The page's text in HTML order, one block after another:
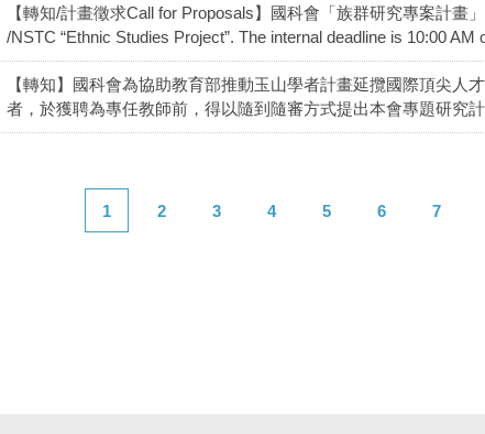
【轉知/計畫徵求Call for Proposals】國科會「族群研究專案計畫
/NSTC “Ethnic Studies Project”. The internal deadline is 10:00 AM
【轉知】國科會為協助教育部推動玉山學者計畫延攬國際頂尖人
者，於獲聘為專任教師前，得以隨到隨審方式提出本會專題研究
1 2 3 4 5 6 7